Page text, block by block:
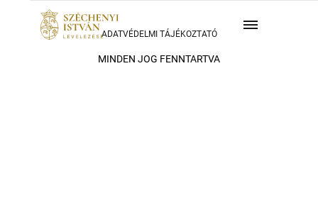
MINDEN JOG FENNTARTVA
ADATVÉDELMI TÁJÉKOZTATÓ